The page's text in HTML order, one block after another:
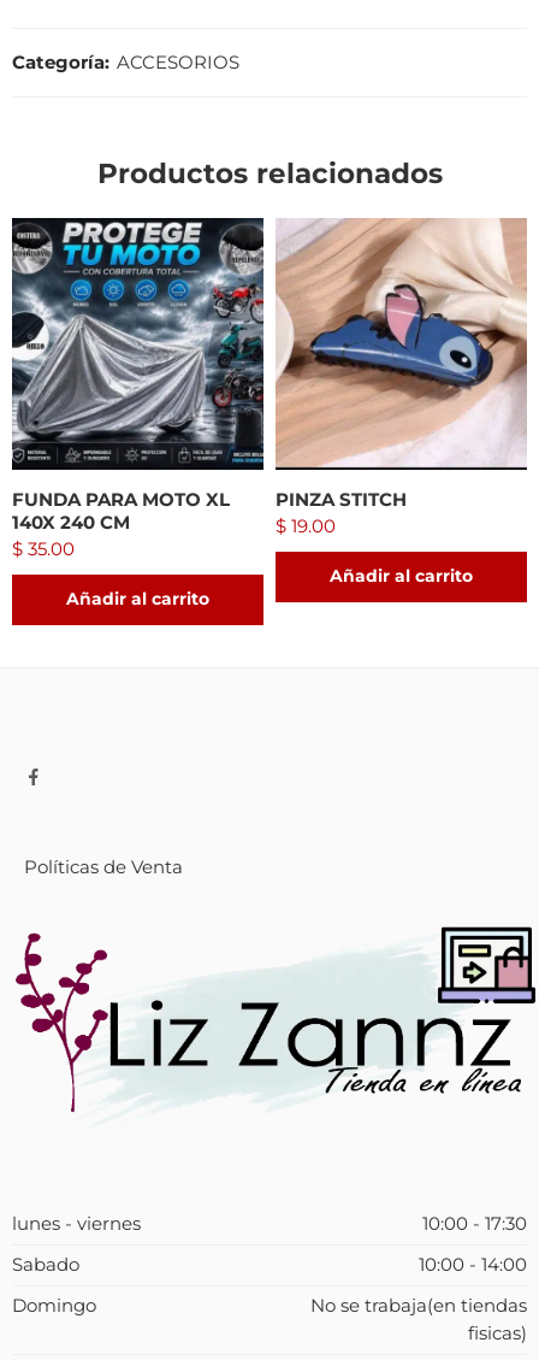
Categoría: ACCESORIOS
Productos relacionados
FUNDA PARA MOTO XL
140X 240 CM
$ 35.00
Añadir al carrito
PINZA STITCH
$ 19.00
Añadir al carrito
Políticas de Venta
lunes - viernes
10:00 - 17:30
Sabado
10:00 - 14:00
Domingo
No se trabaja(en tiendas
fisicas)